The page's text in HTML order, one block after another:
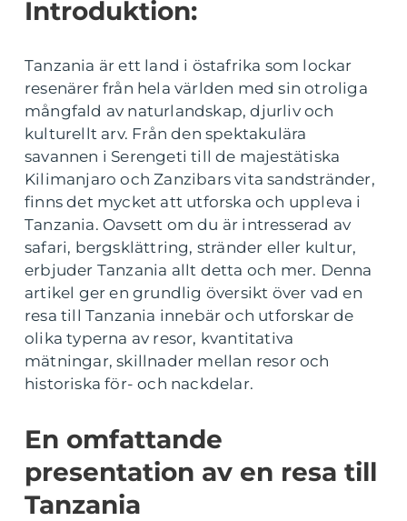
Introduktion:
Tanzania är ett land i östafrika som lockar
resenärer från hela världen med sin otroliga
mångfald av naturlandskap, djurliv och
kulturellt arv. Från den spektakulära
savannen i Serengeti till de majestätiska
Kilimanjaro och Zanzibars vita sandstränder,
finns det mycket att utforska och uppleva i
Tanzania. Oavsett om du är intresserad av
safari, bergsklättring, stränder eller kultur,
erbjuder Tanzania allt detta och mer. Denna
artikel ger en grundlig översikt över vad en
resa till Tanzania innebär och utforskar de
olika typerna av resor, kvantitativa
mätningar, skillnader mellan resor och
historiska för- och nackdelar.
En omfattande
presentation av en resa till
Tanzania